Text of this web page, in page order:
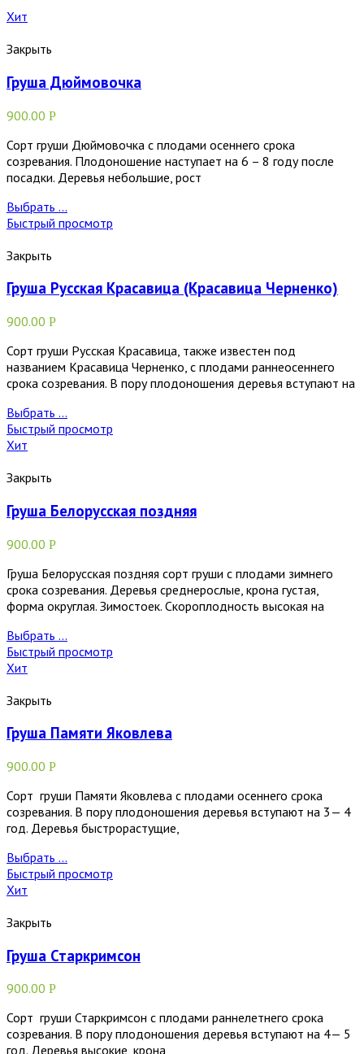
Хит
Закрыть
Груша Дюймовочка
900.00 Р
Сорт груши Дюймовочка с плодами осеннего срока
созревания. Плодоношение наступает на 6 – 8 году после
посадки. Деревья небольшие, рост
Выбрать ...
Быстрый просмотр
Закрыть
Груша Русская Красавица (Красавица Черненко)
900.00 Р
Сорт груши Русская Красавица, также известен под
названием Красавица Черненко, с плодами раннеосеннего
срока созревания. В пору плодоношения деревья вступают на
Выбрать ...
Быстрый просмотр
Хит
Закрыть
Груша Белорусская поздняя
900.00 Р
Груша Белорусская поздняя сорт груши с плодами зимнего
срока созревания. Деревья среднерослые, крона густая,
форма округлая. Зимостоек. Скороплодность высокая на
Выбрать ...
Быстрый просмотр
Хит
Закрыть
Груша Памяти Яковлева
900.00 Р
Сорт груши Памяти Яковлева с плодами осеннего срока
созревания. В пору плодоношения деревья вступают на 3— 4
год. Деревья быстрорастущие,
Выбрать ...
Быстрый просмотр
Хит
Закрыть
Груша Старкримсон
900.00 Р
Сорт груши Старкримсон с плодами раннелетнего срока
созревания. В пору плодоношения деревья вступают на 4— 5
год. Деревья высокие, крона